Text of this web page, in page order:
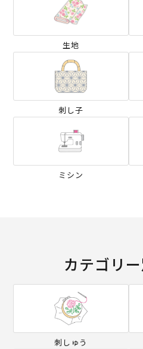
生地
刺し子
ミシン
カテゴリ
刺しゅう